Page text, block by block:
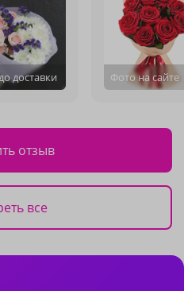
доставки Фото на сайте
отзыв
все